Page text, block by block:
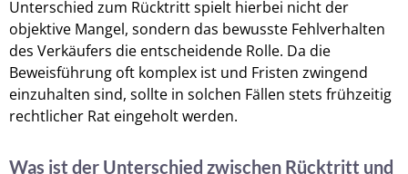
Unterschied zum Rücktritt spielt hierbei nicht der
objektive Mangel, sondern das bewusste Fehlverhalten
des Verkäufers die entscheidende Rolle. Da die
Beweisführung oft komplex ist und Fristen zwingend
einzuhalten sind, sollte in solchen Fällen stets frühzeitig
rechtlicher Rat eingeholt werden.
Was ist der Unterschied zwischen Rücktritt und